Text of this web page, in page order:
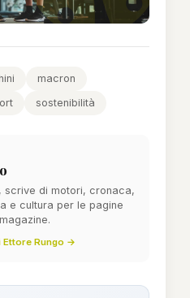
macron
sostenibilità
scrive di motori, cronaca,
e cultura per le pagine
Ettore Rungo →